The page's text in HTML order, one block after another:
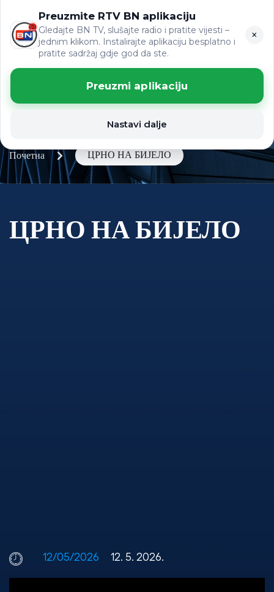
ВИЈЕСТИ LAT
Preuzmite RTV BN aplikaciju
Gledajte BN TV, slušajte radio i pratite vijesti –
jednim klikom. Instalirajte aplikaciju besplatno i
pratite sadržaj gdje god da ste.
×
Preuzmi aplikaciju
Nastavi dalje
Почетна ЦРНО НА БИЈЕЛО
ЦРНО НА БИЈЕЛО
12/05/2026 12. 5. 2026.